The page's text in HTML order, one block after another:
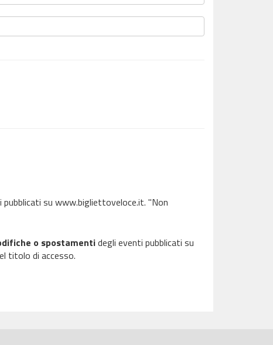
su www.bigliettoveloce.it. "Non
o spostamentidegli eventi pubblicati su
titolo di accesso.